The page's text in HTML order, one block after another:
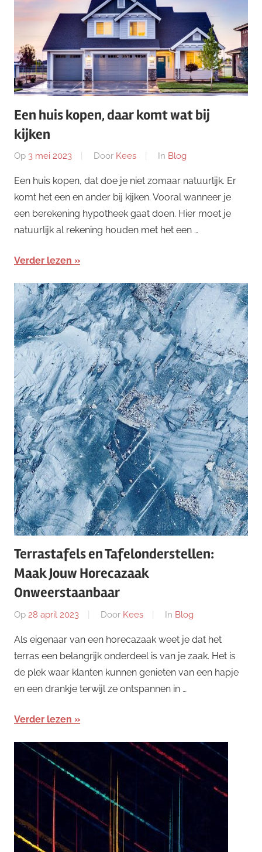
Een huis kopen, daar komt wat bij
kijken
Op 3 mei 2023 Door Kees In Blog
Een huis kopen, dat doe je niet zomaar natuurlijk. Er
komt het een en ander bij kijken. Vooral wanneer je
een berekening hypotheek gaat doen. Hier moet je
natuurlijk al rekening houden met het een …
Verder lezen
Terrastafels en Tafelonderstellen:
Maak Jouw Horecazaak
Onweerstaanbaar
Op 28 april 2023 Door Kees In Blog
Als eigenaar van een horecazaak weet je dat het
terras een belangrijk onderdeel is van je zaak. Het is
de plek waar klanten kunnen genieten van een hapje
en een drankje terwijl ze ontspannen in …
Verder lezen